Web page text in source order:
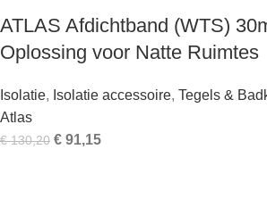
ATLAS Afdichtband (WTS)
Oplossing voor Natte Ruimtes
Isolatie, Isolatie accessoire, Tegels &
Atlas
€130,20 € 91,15